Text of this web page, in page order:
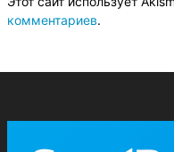
комментариев.